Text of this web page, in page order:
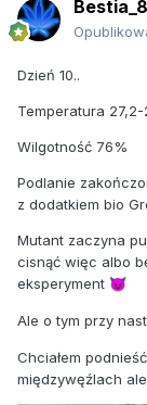
Dzień 10..
Temperatura 27,2-
Wilgotność 76%
Podlanie
z dodatkiem bio
Mutant zaczyna
cisnąć więc albo
eksperyment 😈
Ale o tym przy
Chciałem
międzywęźlach